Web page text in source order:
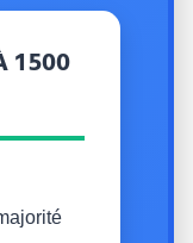
1 500